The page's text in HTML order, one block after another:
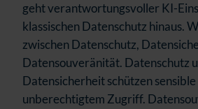
geht verantwortungsvoller KI-
klassischen Datenschutz hinaus.
zwischen Datenschutz,
Datensouveränität. Datenschutz
Datensicherheit schützen
unberechtigtem Zugriff.